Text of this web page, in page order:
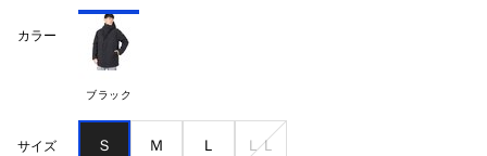
カラー
ブラック
サイズ Ｓ Ｍ Ｌ ＬＬ